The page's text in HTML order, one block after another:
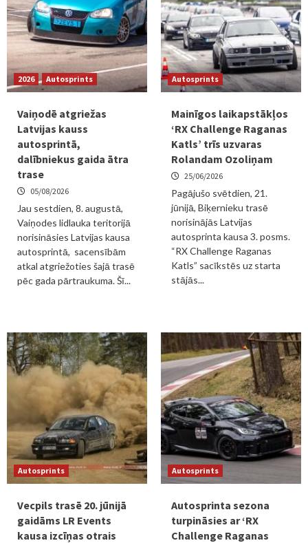
2026 Autosprints
Vaiņodē atgriežas
Latvijas kauss
autosprintā,
dalībniekus gaida ātra
trase
05/08/2026
Jau sestdien, 8. augustā,
Vaiņodes lidlauka teritorijā
norisināsies Latvijas kausa
autosprintā, sacensībām
atkal atgriežoties šajā trasē
pēc gada pārtraukuma. Šī...
Autosprints
Mainīgos laikapstākļos
‘RX Challenge Raganas
Katls’ trīs uzvaras
Rolandam Ozoliņam
25/06/2026
Pagājušo svētdien, 21.
jūnijā, Biķernieku trasē
norisinājās Latvijas
autosprinta kausa 3. posms.
“RX Challenge Raganas
Katls” sacīkstēs uz starta
stājās...
Autosprints
Vecpils trasē 20. jūnijā
gaidāms LR Events
kausa izcīņas otrais
Autosprints
Autosprinta sezona
turpināsies ar ‘RX
Challenge Raganas